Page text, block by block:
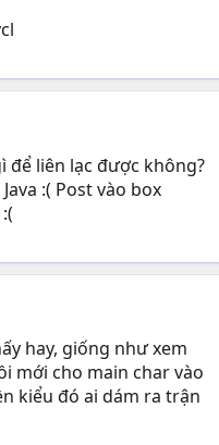
để liên lạc được không?
:( Post vào box
hay, giống như xem
mới cho main char vào
kiểu đó ai dám ra trận